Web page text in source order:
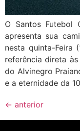
O Santos Futebol
apresenta sua
nesta quinta-Feira
referência direta
do Alvinegro
e a eternidade da
← anterior